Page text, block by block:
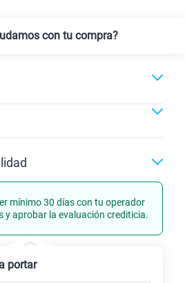
con tu compra?
Portabilidad
mínimo 30 días con tu operador
y aprobar la evaluación crediticia.
portar